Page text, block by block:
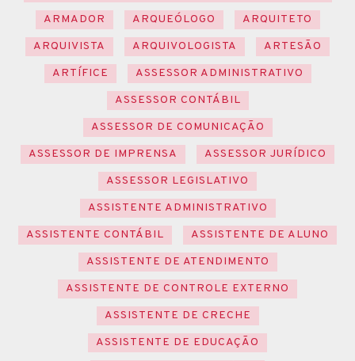
ARMADOR
ARQUEÓLOGO
ARQUITETO
ARQUIVISTA
ARQUIVOLOGISTA
ARTESÃO
ARTÍFICE
ASSESSOR ADMINISTRATIVO
ASSESSOR CONTÁBIL
ASSESSOR DE COMUNICAÇÃO
ASSESSOR DE IMPRENSA
ASSESSOR JURÍDICO
ASSESSOR LEGISLATIVO
ASSISTENTE ADMINISTRATIVO
ASSISTENTE CONTÁBIL
ASSISTENTE DE ALUNO
ASSISTENTE DE ATENDIMENTO
ASSISTENTE DE CONTROLE EXTERNO
ASSISTENTE DE CRECHE
ASSISTENTE DE EDUCAÇÃO